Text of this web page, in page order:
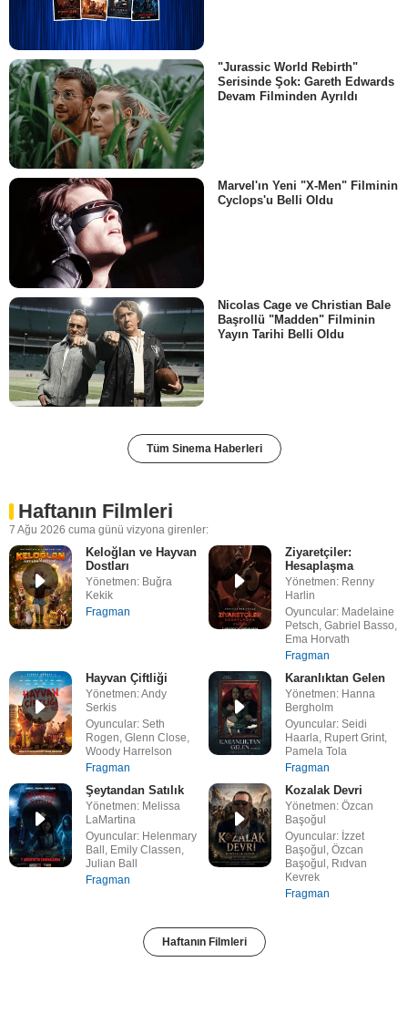
"Jurassic World Rebirth"
Serisinde Şok: Gareth Edwards
Devam Filminden Ayrıldı
Marvel'ın Yeni "X-Men" Filminin
Cyclops'u Belli Oldu
Nicolas Cage ve Christian Bale
Başrollü "Madden" Filminin
Yayın Tarihi Belli Oldu
Tüm Sinema Haberleri
Haftanın Filmleri
7 Ağu 2026 cuma günü vizyona girenler:
Keloğlan ve Hayvan
Dostları
Yönetmen: Buğra
Kekik
Fragman
Ziyaretçiler:
Hesaplaşma
Yönetmen: Renny
Harlin
Oyuncular: Madelaine
Petsch, Gabriel Basso,
Ema Horvath
Fragman
Hayvan Çiftliği
Yönetmen: Andy
Serkis
Oyuncular: Seth
Rogen, Glenn Close,
Woody Harrelson
Fragman
Karanlıktan Gelen
Yönetmen: Hanna
Bergholm
Oyuncular: Seidi
Haarla, Rupert Grint,
Pamela Tola
Fragman
Şeytandan Satılık
Yönetmen: Melissa
LaMartina
Oyuncular: Helenmary
Ball, Emily Classen,
Julian Ball
Fragman
Kozalak Devri
Yönetmen: Özcan
Başoğul
Oyuncular: İzzet
Başoğul, Özcan
Başoğul, Rıdvan
Kevrek
Fragman
Haftanın Filmleri